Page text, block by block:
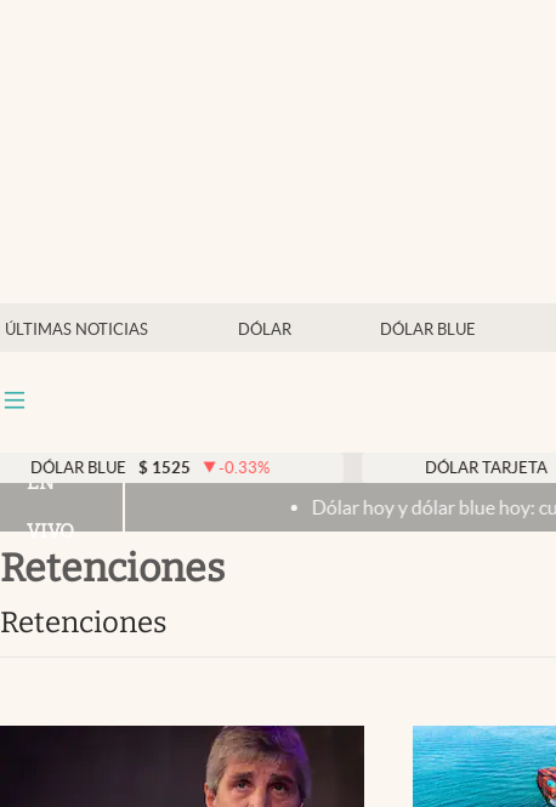
ÚLTIMAS NOTICIAS DÓLAR DÓLAR BLUE
Mercados Online
Otras secciones
Infotechnology
$ 1525 -0.33% DÓLAR TARJETA $ 1976
EN
VIVO
Dólar hoy y dólar blue hoy: cuál es la
retenciones
retenciones